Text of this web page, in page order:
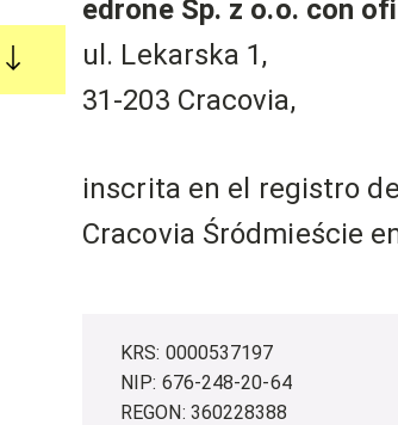
edrone Sp. z o.o. con
ul. Lekarska 1,
31-203 Cracovia,
inscrita en el registro
Cracovia Śródmieście
KRS: 0000537197
NIP: 676-248-20-64
REGON: 360228388